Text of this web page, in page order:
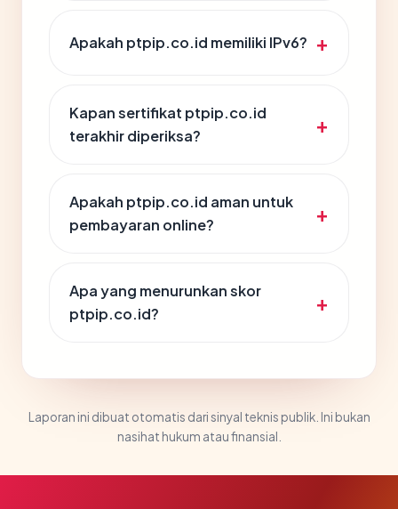
Apakah ptpip.co.id memiliki IPv6?
Kapan sertifikat ptpip.co.id
terakhir diperiksa?
Apakah ptpip.co.id aman untuk
pembayaran online?
Apa yang menurunkan skor
ptpip.co.id?
Laporan ini dibuat otomatis dari sinyal teknis publik. Ini bukan
nasihat hukum atau finansial.